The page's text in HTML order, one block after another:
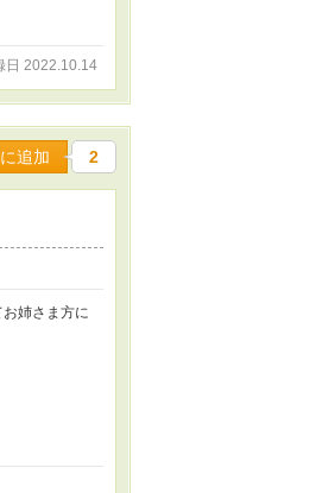
日 2022.10.14
追加 2
姉さま方に